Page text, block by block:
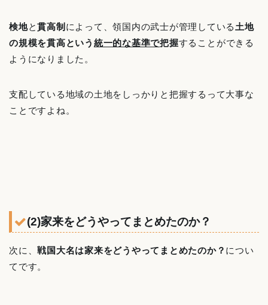
検地と貫高制 によって、領国内の武士が管理している土地
の規模を貫高という 統一的な基準で把握することができる
ようになりました。
支配している地域の土地をしっかりと把握するって大事な
ことですよね。
(2)家来をどうやってまとめたのか？
次に、戦国大名は家来をどうやってまとめたのか？ につい
てです。